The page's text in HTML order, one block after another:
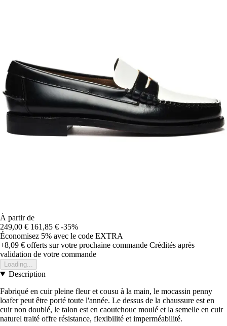
À partir de
249,00 € 161,85 € -35%
Économisez 5% avec le code EXTRA
+8,09 € offerts sur votre prochaine commande Crédités après
validation de votre commande
Loading...
Description
Fabriqué en cuir pleine fleur et cousu à la main, le mocassin penny
loafer peut être porté toute l'année. Le dessus de la chaussure est en
cuir non doublé, le talon est en caoutchouc moulé et la semelle en cuir
naturel traité offre résistance, flexibilité et imperméabilité.